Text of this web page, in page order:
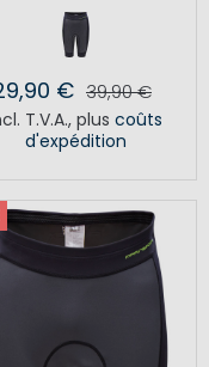
€ 39,90 €
T.V.A., plus coûts
d'expédition